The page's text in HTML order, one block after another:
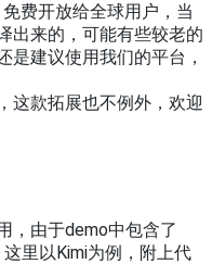
费开放给全球用户，当
出来的，可能有些较老的
是建议使用我们的平台，
这款拓展也不例外，欢迎
，由于demo中包含了
里以Kimi为例，附上代